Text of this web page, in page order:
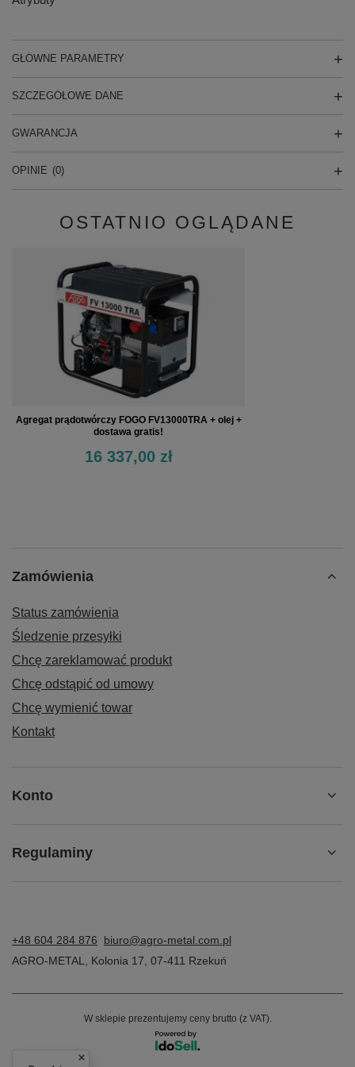
GŁÓWNE PARAMETRY
SZCZEGÓŁOWE DANE
GWARANCJA
OPINIE (0)
OSTATNIO OGLĄDANE
Agregat prądotwórczy FOGO FV13000TRA + olej +
dostawa gratis!
16 337,00 zł
Zamówienia
Status zamówienia
Śledzenie przesyłki
Chcę zareklamować produkt
Chcę odstąpić od umowy
Chcę wymienić towar
Kontakt
Konto
Regulaminy
+48 604 284 876
biuro@agro-metal.com.pl
AGRO-METAL
Kolonia 17 07-411 Rzekuń
W sklepie prezentujemy ceny brutto (z VAT).